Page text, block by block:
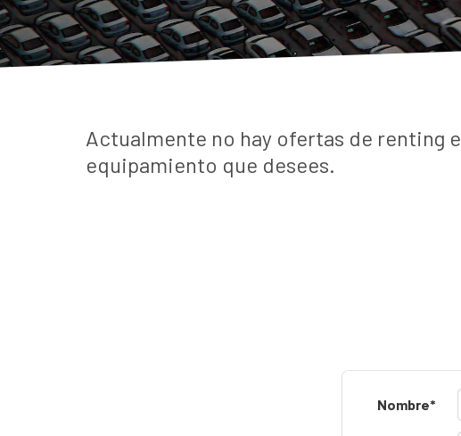
Actualmente no hay ofertas de renting
equipamiento que desees.
Nombre*